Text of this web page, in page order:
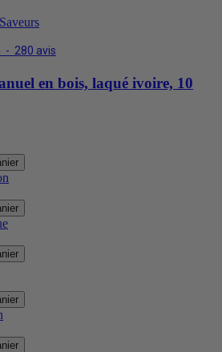
- 280 avis
en bois, laqué ivoire, 10